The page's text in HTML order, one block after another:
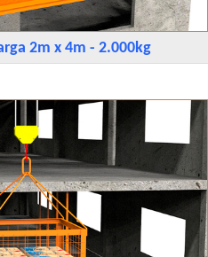
2m x 4m - 2.000kg